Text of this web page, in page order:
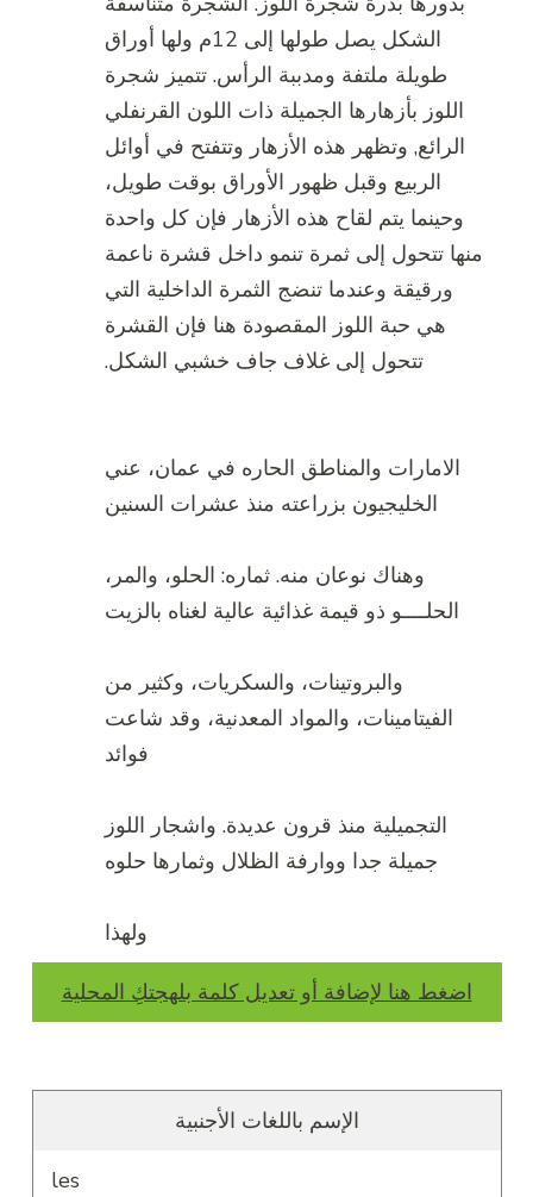
الشكل يصل طولها إلى 12م ولها أوراق
طويلة ملتفة ومدببة الرأس. تتميز شجرة
اللوز بأزهارها الجميلة ذات اللون القرنفلي
الرائع, وتظهر هذه الأزهار وتتفتح في أوائل
الربيع وقبل ظهور الأوراق بوقت طويل،
وحينما يتم لقاح هذه الأزهار فإن كل واحدة
منها تتحول إلى ثمرة تنمو داخل قشرة ناعمة
ورقيقة وعندما تنضج الثمرة الداخلية التي
هي حبة اللوز المقصودة هنا فإن القشرة
تتحول إلى غلاف جاف خشبي الشكل.
الامارات والمناطق الحاره في عمان، عني
الخليجيون بزراعته منذ عشرات السنين
وهناك نوعان منه. ثماره: الحلو، والمر،
الحلــــو ذو قيمة غذائية عالية لغناه بالزيت
والبروتينات، والسكريات، وكثير من
الفيتامينات، والمواد المعدنية، وقد شاعت
فوائد
التجميلية منذ قرون عديدة. واشجار اللوز
جميلة جدا ووارفة الظلال وثمارها حلوه
ولهذا
اضغط هنا لإضافة أو تعديل كلمة بلهجتكِ المحلية
الإسم باللغات الأجنبية
les